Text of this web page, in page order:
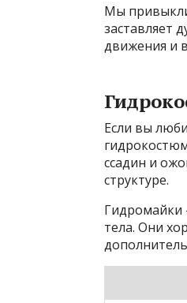
Мы
заставляет
движения и
Если вы
ссадин и
структуре.
Гидромайки
тела. Они